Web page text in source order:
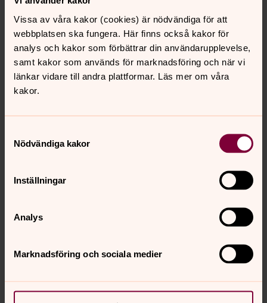
Vissa av våra kakor (cookies) är nödvändiga för att
webbplatsen ska fungera. Här finns också kakor för
analys och kakor som förbättrar din användarupplevelse,
samt kakor som används för marknadsföring och när vi
länkar vidare till andra plattformar. Läs mer om våra
kakor.
Nödvändiga kakor
Inställningar
Analys
Marknadsföring och sociala medier
3
tis
4
ons
5 6
fre
7
lör
8 9
Livesänd andakt
torsdag 6 augusti 2026
Präst Madeleine Friberg Ahlm
Du kommer till Sollentuna kyrkas livesända andakt
torsdag 6 augusti 2026
Välkommen tillbaka den 1/9